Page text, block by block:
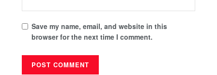
Save my name, email, and website in this
browser for the next time I comment.